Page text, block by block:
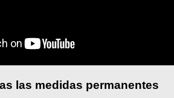
las medidas permanentes